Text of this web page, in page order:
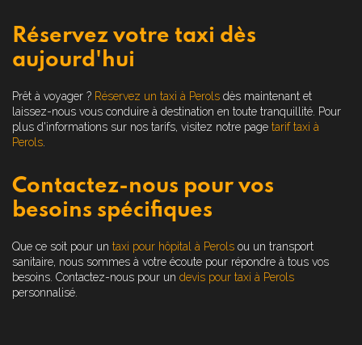
Réservez votre taxi dès
aujourd'hui
Prêt à voyager ? Réservez un taxi à Perols dès maintenant et
laissez-nous vous conduire à destination en toute tranquillité. Pour
plus d'informations sur nos tarifs, visitez notre page tarif taxi à
Perols
Contactez-nous pour vos
besoins spécifiques
Que ce soit pour un taxi pour hôpital à Perols ou un transport
sanitaire, nous sommes à votre écoute pour répondre à tous vos
besoins. Contactez-nous pour un devis pour taxi à Perols
personnalisé.